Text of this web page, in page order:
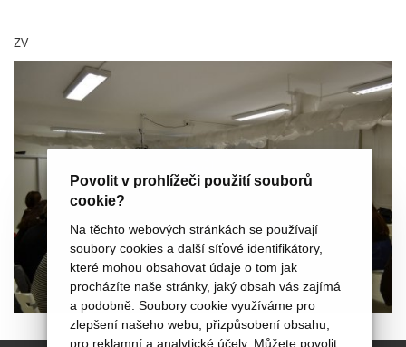
Povolit v prohlížeči použití souborů
cookie?
Na těchto webových stránkách se používají
soubory cookies a další síťové identifikátory,
které mohou obsahovat údaje o tom jak
procházíte naše stránky, jaký obsah vás zajímá
a podobně. Soubory cookie využíváme pro
zlepšení našeho webu, přizpůsobení obsahu,
pro reklamní a analytické účely. Můžete povolit,
ZV